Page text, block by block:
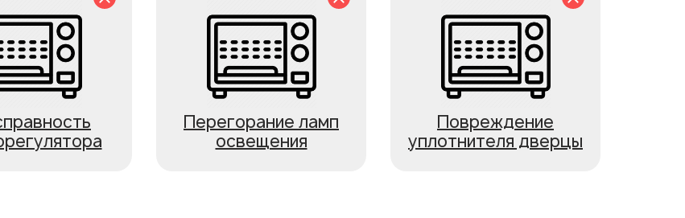
Перегорание ламп
освещения
Повреждение
уплотнителя дверцы